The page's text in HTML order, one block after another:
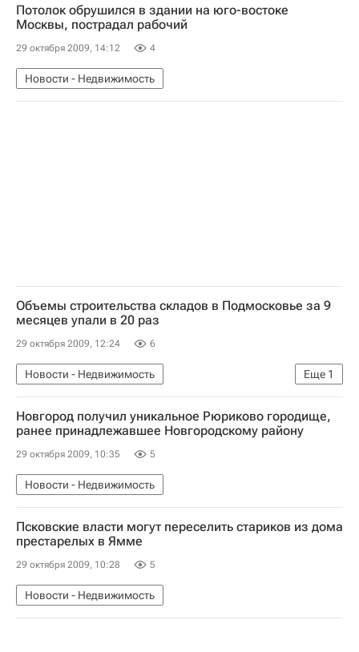
Потолок обрушился в здании на юго-востоке
Москвы, пострадал рабочий
29 октября 2009, 14:12 4
Новости - Недвижимость
Объемы строительства складов в Подмосковье за 9
месяцев упали в 20 раз
29 октября 2009, 12:24 6
Еще 1
Новости - Недвижимость
Коммерческая недвижимость
Новгород получил уникальное Рюриково городище,
ранее принадлежавшее Новгородскому району
29 октября 2009, 10:35 5
Новости - Недвижимость
Псковские власти могут переселить стариков из дома
престарелых в Ямме
29 октября 2009, 10:28 5
Новости - Недвижимость